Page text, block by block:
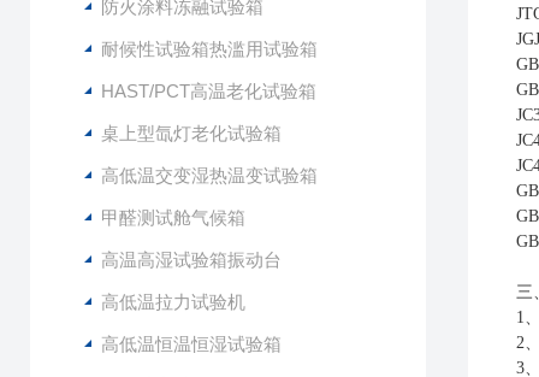
防火涂料冻融试验箱
耐候性试验箱热滥用试验箱
HAST/PCT高温老化试验箱
桌上型氙灯老化试验箱
高低温交变湿热温变试验箱
甲醛测试舱气候箱
高温高湿试验箱振动台
高低温拉力试验机
高低温恒温恒湿试验箱
三
1
2
3